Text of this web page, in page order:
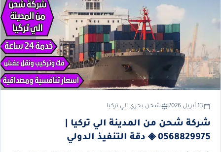
13 أبريل 2026 شحن بحري الي تركيا
شركة شحن من المدينة الي تركيا |
0568829975 ◈ دقة التنفيذ الدولي